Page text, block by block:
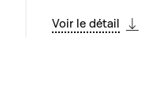
Voir le détail